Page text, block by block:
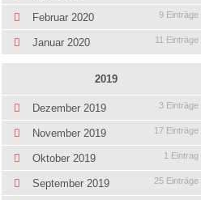
Februar 2020 9 Einträge
Januar 2020 11 Einträge
2019
Dezember 2019 3 Einträge
November 2019 17 Einträge
Oktober 2019 1 Eintrag
September 2019 25 Einträge